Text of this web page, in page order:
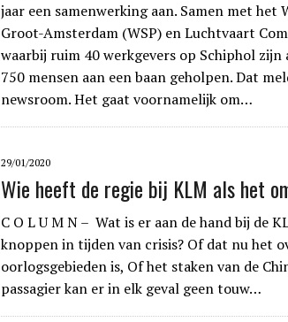
jaar een samenwerking aan. Samen met het
Groot-Amsterdam (WSP) en Luchtvaart
waarbij ruim 40 werkgevers op Schiphol
750 mensen aan een baan geholpen. Dat
newsroom. Het gaat voornamelijk om…
29/01/2020
Wie heeft de regie bij KLM als het
C O L U M N – Wat is er aan de hand bij de
knoppen in tijden van crisis? Of dat nu het
oorlogsgebieden is, Of het staken van de
passagier kan er in elk geval geen touw…